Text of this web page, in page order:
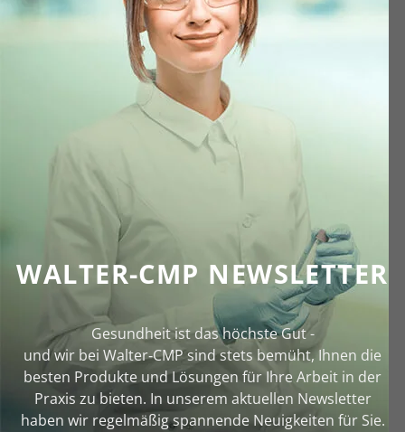
WALTER-CMP NEWSLETTER
Gesundheit ist das höchste Gut -
und wir bei Walter‑CMP sind stets bemüht, Ihnen die
besten Produkte und Lösungen für Ihre Arbeit in der
Praxis zu bieten. In unserem aktuellen Newsletter
haben wir regelmäßig spannende Neuigkeiten für Sie.